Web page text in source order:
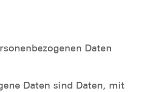
Daten
Daten sind Daten, mit